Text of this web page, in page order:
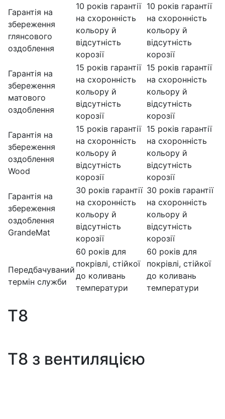
Гарантія на
збереження
глянсового
оздоблення
10 років гарантії
на схоронність
кольору й
відсутність
корозії
10 років гарантії
на схоронність
кольору й
відсутність
корозії
Гарантія на
збереження
матового
оздоблення
15 років гарантії
на схоронність
кольору й
відсутність
корозії
15 років гарантії
на схоронність
кольору й
відсутність
корозії
Гарантія на
збереження
оздоблення
Wood
15 років гарантії
на схоронність
кольору й
відсутність
корозії
15 років гарантії
на схоронність
кольору й
відсутність
корозії
Гарантія на
збереження
оздоблення
GrandeMat
30 років гарантії
на схоронність
кольору й
відсутність
корозії
30 років гарантії
на схоронність
кольору й
відсутність
корозії
Передбачуваний
термін служби
60 років для
покрівлі, стійкої
до коливань
температури
60 років для
покрівлі, стійкої
до коливань
температури
T8
T8 з вентиляцією